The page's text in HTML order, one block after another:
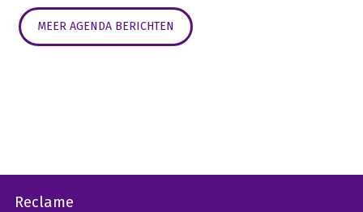
MEER AGENDA BERICHTEN
Reclame